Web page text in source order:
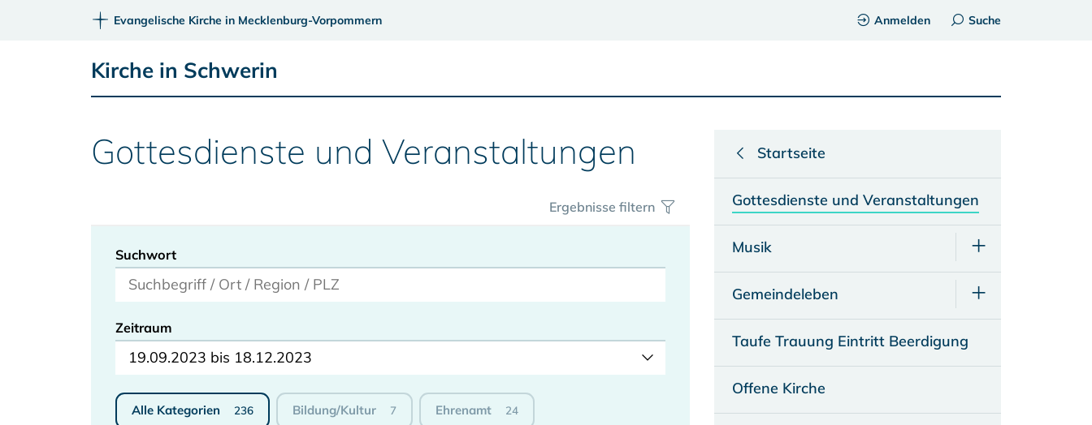
Evangelische Kirche in Mecklenburg-Vorpommern Anmelden Suche
Kirche in Schwerin
Gottesdienste und Veranstaltungen
Ergebnisse filtern
Suchwort
Zeitraum
19.09.2023 bis 18.12.2023
Alle Kategorien 236 Bildung/Kultur 7 Ehrenamt 24
Startseite
Gottesdienste und Veranstaltungen
Musik
Gemeindeleben
Taufe Trauung Eintritt Beerdigung
Offene Kirche